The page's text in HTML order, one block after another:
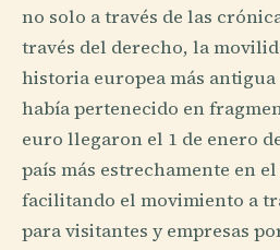
no solo a través de las
través del derecho, la
historia europea más antigua
había pertenecido en
euro llegaron el 1 de enero
país más estrechamente en
facilitando el movimiento a
para visitantes y empresas